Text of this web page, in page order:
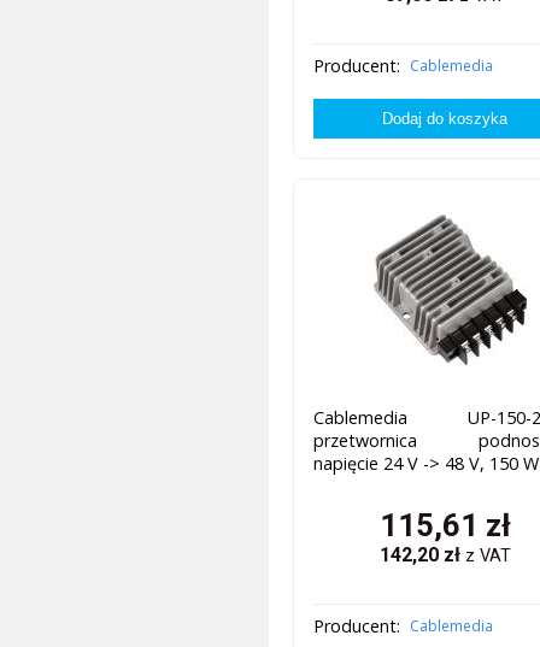
Producent: Cablemedia
Cablemedia UP-150-
przetwornica
napięcie 24 V -> 48 V, 150 W
115,61 zł
142,20zł z VAT
Producent: Cablemedia